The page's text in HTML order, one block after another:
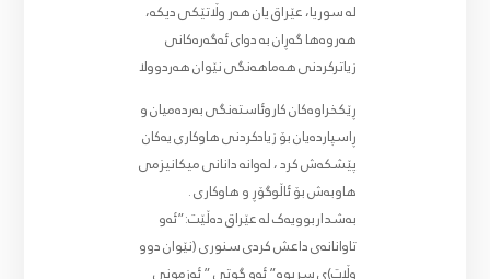
لە سوریا، عێراق یان هەر وڵاتێکی دیکە،
هەروەها گەڕان بە دوای ئەگەرەکانی
زیاترکردنی هەماهەنگی نێوان هەردوولا
ڕێکخراوەکان کاروئاستەنگی بەردەمیان و
ڕاسپاردەیان بۆ زیادکردنی هاوکاری یەکان
پێشکەش کرد ، لەوانە دانانی میکانیزمی
هاوبەش بۆ ئاڵوگۆڕ و هاوکاری .
بەشداربوویەک لە عێراق دەڵێت:”ئەو
تاوانانەی داعش کردی سنوری (نێوان دوو
وڵات)ی سڕیوە” ئەو گوتی ” ئەزمونی